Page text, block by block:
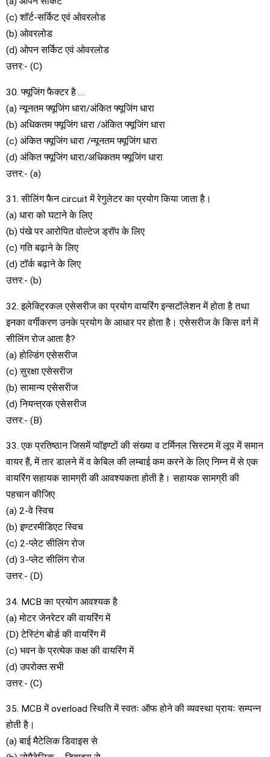
(c) शॉर्ट-सर्किट एवं ओवरलोड
(b) ओवरलोड
(d) ओपन सर्किट एवं ओवरलोड
उत्तर:- (C)
30. फ्यूजिंग फैक्टर है …
(a) न्यूनतम फ्यूजिंग धारा/अंकित फ्यूजिंग धारा
(b) अधिकतम फ्यूजिंग धारा /अंकित फ्यूजिंग धारा
(c) अंकित फ्यूजिंग धारा /न्यूनतम फ्यूजिंग धारा
(d) अंकित फ्यूजिंग धारा/अधिकतम फ्यूजिंग धारा
उत्तर:- (a)
31. सीलिंग फैन circuit में रेगुलेटर का प्रयोग किया जाता है।
(a) धारा को घटाने के लिए
(b) पंखे पर आरोपित वोल्टेज ड्रॉप के लिए
(c) गति बढ़ाने के लिए
(d) टॉर्क बढ़ाने के लिए
उत्तर:- (b)
32. इलेक्ट्रिकल एसेसरीज का प्रयोग वायरिंग इन्सटॉलेशन में होता है तथा
इनका वर्गीकरण उनके प्रयोग के आधार पर होता है। एसेसरीज के किस वर्ग में
सीलिंग रोज आता है?
(a) होल्डिंग एसेसरीज
(c) सुरक्षा एसेसरीज
(b) सामान्य एसेसरीज
(d) नियन्त्रक एसेसरीज
उत्तर:- (B)
33. एक प्रतिष्ठान जिसमें प्वॉइण्टों की संख्या व टर्मिनल सिस्टम में लूप में समान
वायर हैं, में तार डालने में व केबिल की लम्बाई कम करने के लिए निम्न में से एक
वायरिंग सहायक सामग्री की आवश्यकता होती है। सहायक सामग्री की
पहचान कीजिए
(a) 2-वे स्विच
(b) इण्टरमीडिएट स्विच
(c) 2-प्लेट सीलिंग रोज
(d) 3-प्लेट सीलिंग रोज
उत्तर:- (D)
34. MCB का प्रयोग आवश्यक है
(a) मोटर जेनरेटर की वायरिंग में
(D) टेस्टिंग बोर्ड की वायरिंग में
(c) भवन के प्रत्येक कक्ष की वायरिंग में
(d) उपरोक्त सभी
उत्तर:- (C)
35. MCB में overload स्थिति में स्वतः ऑफ होने की व्यवस्था प्रायः सम्पन्न
होती है।
(a) बाई मैटेलिक डिवाइस से